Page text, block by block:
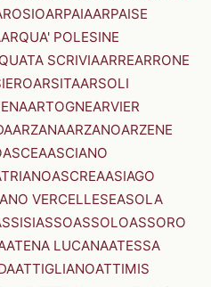
ARPAIAARPAISE
ARQUA' POLESINE
SCRIVIAARREARRONE
ARSITAARSOLI
ARTOGNEARVIER
ARZANAARZANOARZENE
ASCEAASCIANO
ASCREAASIAGO
VERCELLESEASOLA
ASSOASSOLOASSORO
ATENA LUCANAATESSA
ATTIGLIANOATTIMIS